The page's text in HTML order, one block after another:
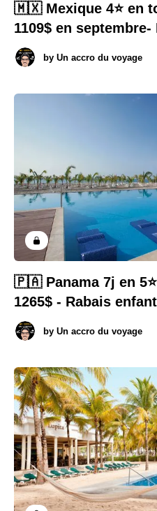
🇲🇽 Mexique 4⭐️ en
1109$ en
by Un accro du voyage
🇵🇦 Panama 7j en
1265$ - Rabais
by Un accro du voyage